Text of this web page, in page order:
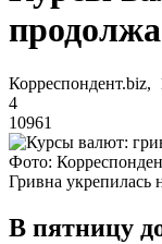
Корреспондент.biz,
4
10961
Фото:
Гривна укрепилась
В пятницу